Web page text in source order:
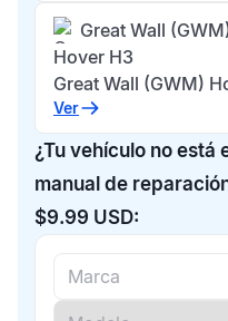
Great Wall
Hover H3
Great Wall (GWM)
Ver
¿Tu vehículo no está
manual de
$9.99 USD: